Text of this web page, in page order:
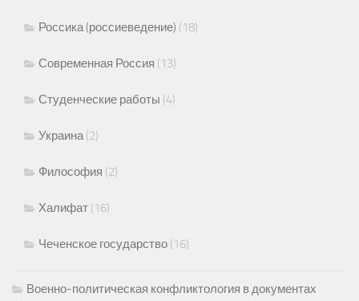
Россика (россиеведение) (18)
Современная Россия (13)
Студенческие работы (4)
Украина(2)
Философия (2)
Халифат (16)
Чеченское государство (16)
Военно-политическая конфликтология в документах